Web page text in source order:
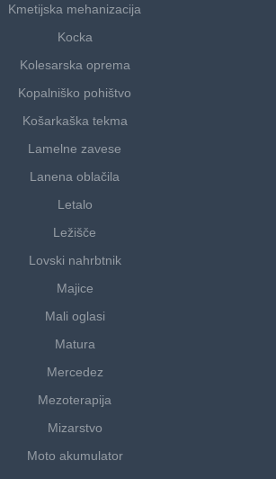
Kmetijska mehanizacija
Kocka
Kolesarska oprema
Kopalniško pohištvo
Košarkaška tekma
Lamelne zavese
Lanena oblačila
Letalo
Ležišče
Lovski nahrbtnik
Majice
Mali oglasi
Matura
Mercedez
Mezoterapija
Mizarstvo
Moto akumulator